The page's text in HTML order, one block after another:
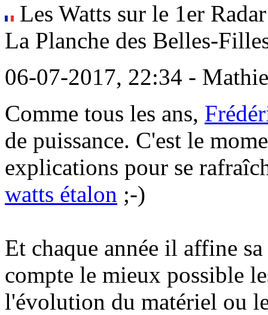
Les Watts sur le 1er
La Planche des Belles-
06-07-2017, 22:34 -
Comme tous les ans,
de puissance. C'est le
explications pour se
watts étalon ;-)
Et chaque année il affine
compte le mieux possible
l'évolution du matériel ou